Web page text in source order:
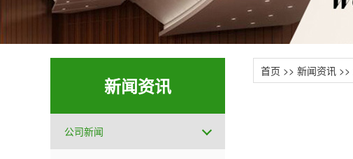
新闻资讯
公司新闻
首页 >> 新闻资讯 >>